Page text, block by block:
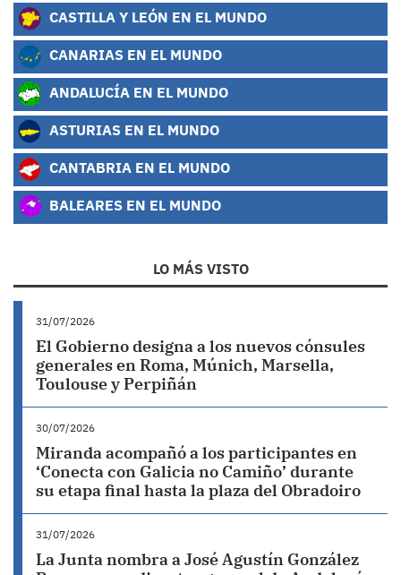
CASTILLA Y LEÓN EN EL MUNDO
CANARIAS EN EL MUNDO
ANDALUCÍA EN EL MUNDO
ASTURIAS EN EL MUNDO
CANTABRIA EN EL MUNDO
BALEARES EN EL MUNDO
LO MÁS VISTO
31/07/2026
El Gobierno designa a los nuevos cónsules
generales en Roma, Múnich, Marsella,
Toulouse y Perpiñán
30/07/2026
Miranda acompañó a los participantes en
‘Conecta con Galicia no Camiño’ durante
su etapa final hasta la plaza del Obradoiro
31/07/2026
La Junta nombra a José Agustín González